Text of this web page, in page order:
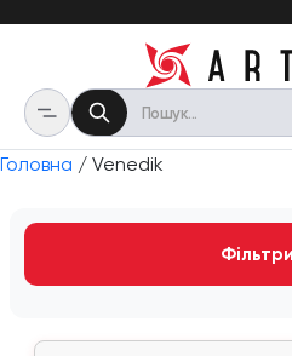
Головна / Venedik
Фільтри